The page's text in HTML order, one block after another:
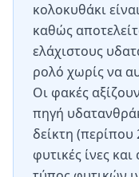
κολοκυθάκι
καθώς
ελάχιστους
ρολό χωρίς να
Οι φακές
πηγή
δείκτη (περίπου
φυτικές ίνες